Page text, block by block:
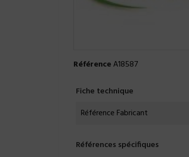
RéférenceA18587
Fiche technique
Référence Fabricant
Références spécifiques